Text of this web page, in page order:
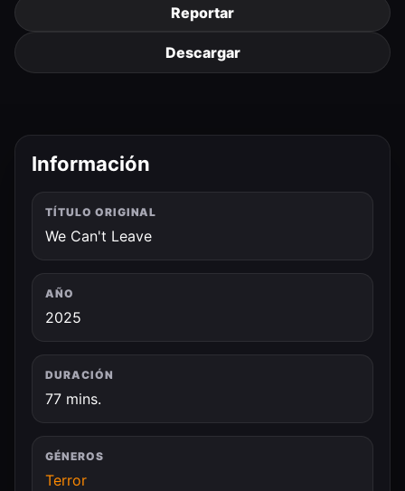
Reportar
Descargar
Información
TÍTULO ORIGINAL
We Can't Leave
AÑO
2025
DURACIÓN
77 mins.
GÉNEROS
Terror